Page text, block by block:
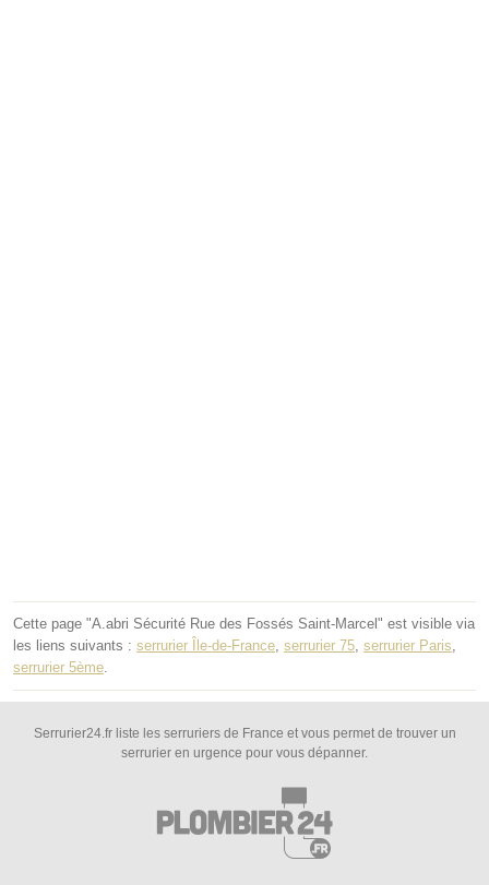
Cette page "A.abri Sécurité Rue des Fossés Saint-Marcel" est visible via
les liens suivants : serrurier Île-de-France serrurier 75 serrurier Paris
serrurier 5ème
Serrurier24.fr liste les serruriers de France et vous permet de trouver un
serrurier en urgence pour vous dépanner.